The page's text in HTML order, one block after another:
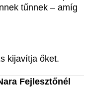
tűnnek – amíg
kijavítja őket.
Fejlesztőnél